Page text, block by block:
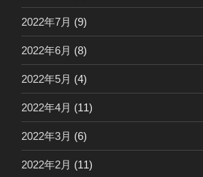
2022年7月 (9)
2022年6月 (8)
2022年5月 (4)
2022年4月 (11)
2022年3月 (6)
2022年2月 (11)